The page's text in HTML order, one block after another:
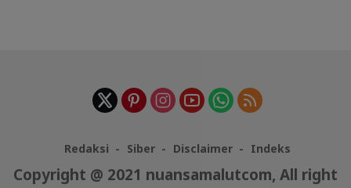
Redaksi Siber Disclaimer Indeks
Copyright @ 2021 nuansamalutcom, All right